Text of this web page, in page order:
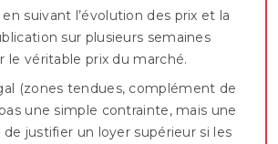
suivant l’évolution des prix et la
sur plusieurs semaines
le véritable prix du marché.
(zones tendues, complément de
une simple contrainte, mais une
justifier un loyer supérieur si les